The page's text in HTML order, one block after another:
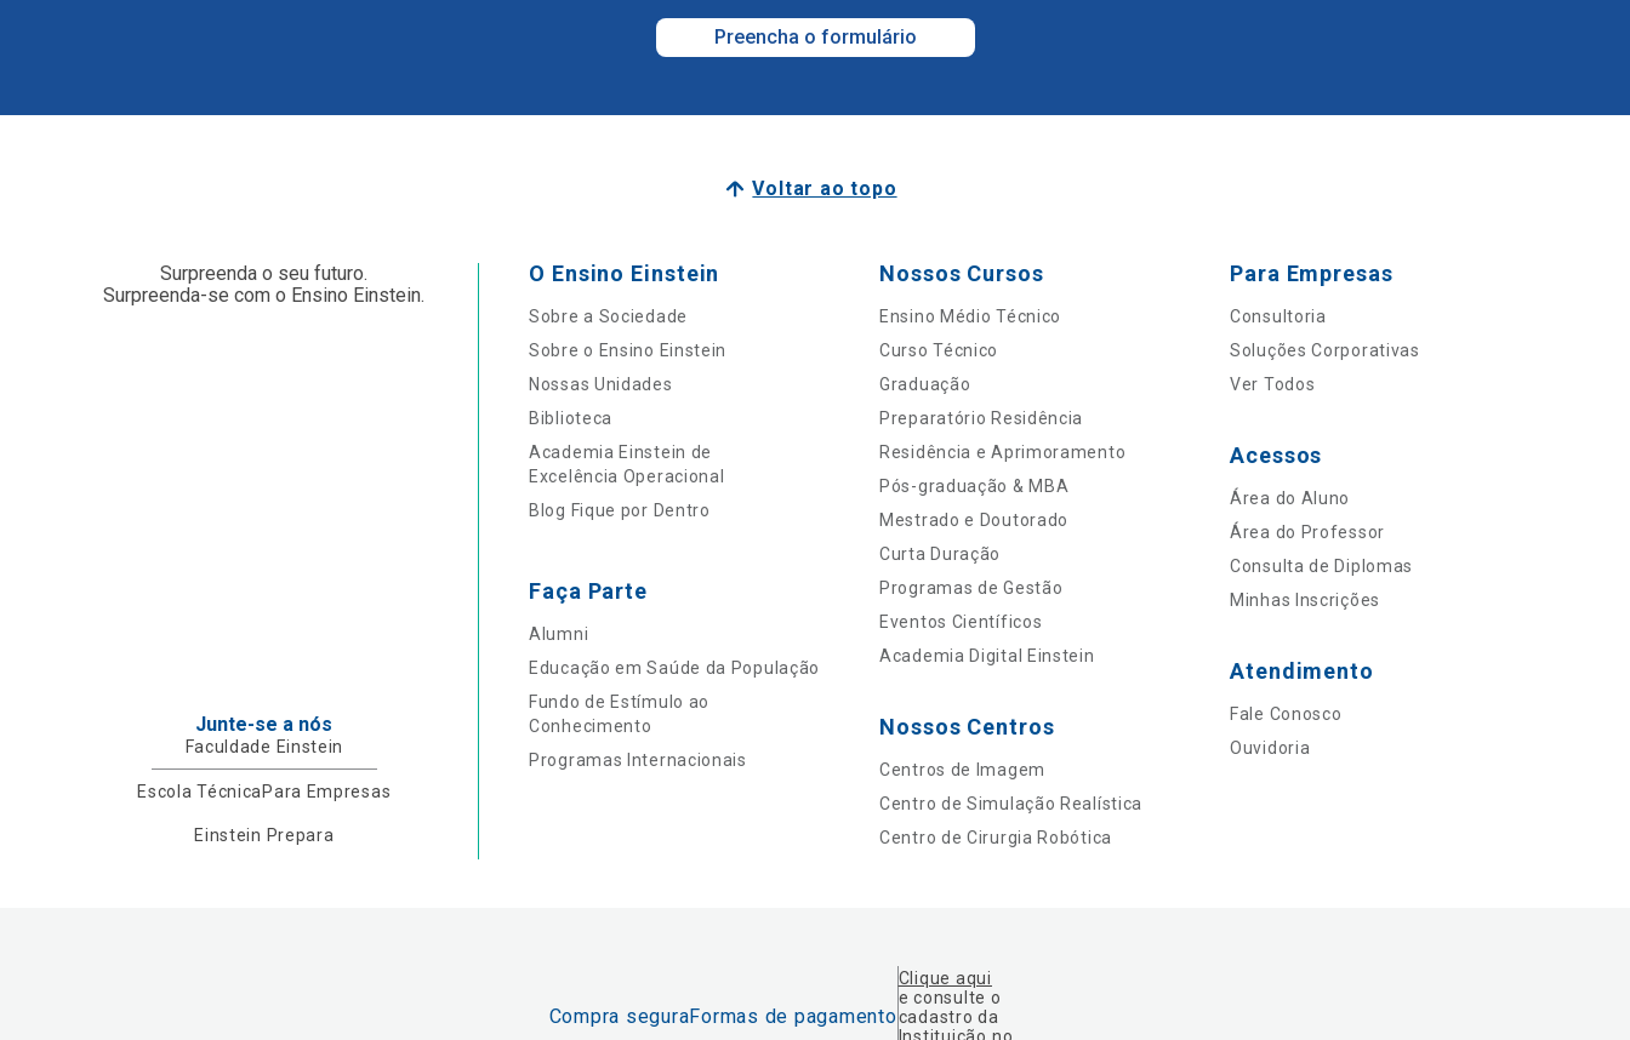
Preencha o formulário
Voltar ao topo
Surpreenda o seu futuro.
Surpreenda-se com o Ensino Einstein.
Junte-se a nós
Faculdade Einstein
Escola Técnica Para Empresas
Einstein Prepara
O Ensino Einstein
Sobre a Sociedade
Sobre o Ensino Einstein
Nossas Unidades
Biblioteca
Academia Einstein de
Excelência Operacional
Blog Fique por Dentro
Faça Parte
Alumni
Educação em Saúde da População
Fundo de Estímulo ao
Conhecimento
Programas Internacionais
Nossos Cursos
Ensino Médio Técnico
Curso Técnico
Graduação
Preparatório Residência
Residência e Aprimoramento
Pós-graduação & MBA
Mestrado e Doutorado
Curta Duração
Programas de Gestão
Eventos Científicos
Academia Digital Einstein
Nossos Centros
Centros de Imagem
Centro de Simulação Realística
Centro de Cirurgia Robótica
Para Empresas
Consultoria
Soluções Corporativas
Ver Todos
Acessos
Área do Aluno
Área do Professor
Consulta de Diplomas
Minhas Inscrições
Atendimento
Fale Conosco
Ouvidoria
Compra seguraFormas de pagamento
Clique aqui
e consulte o
cadastro da